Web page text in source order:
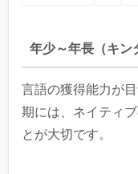
年少～年長（キン
言語の獲得能力が
期には、ネイティ
とが大切です。